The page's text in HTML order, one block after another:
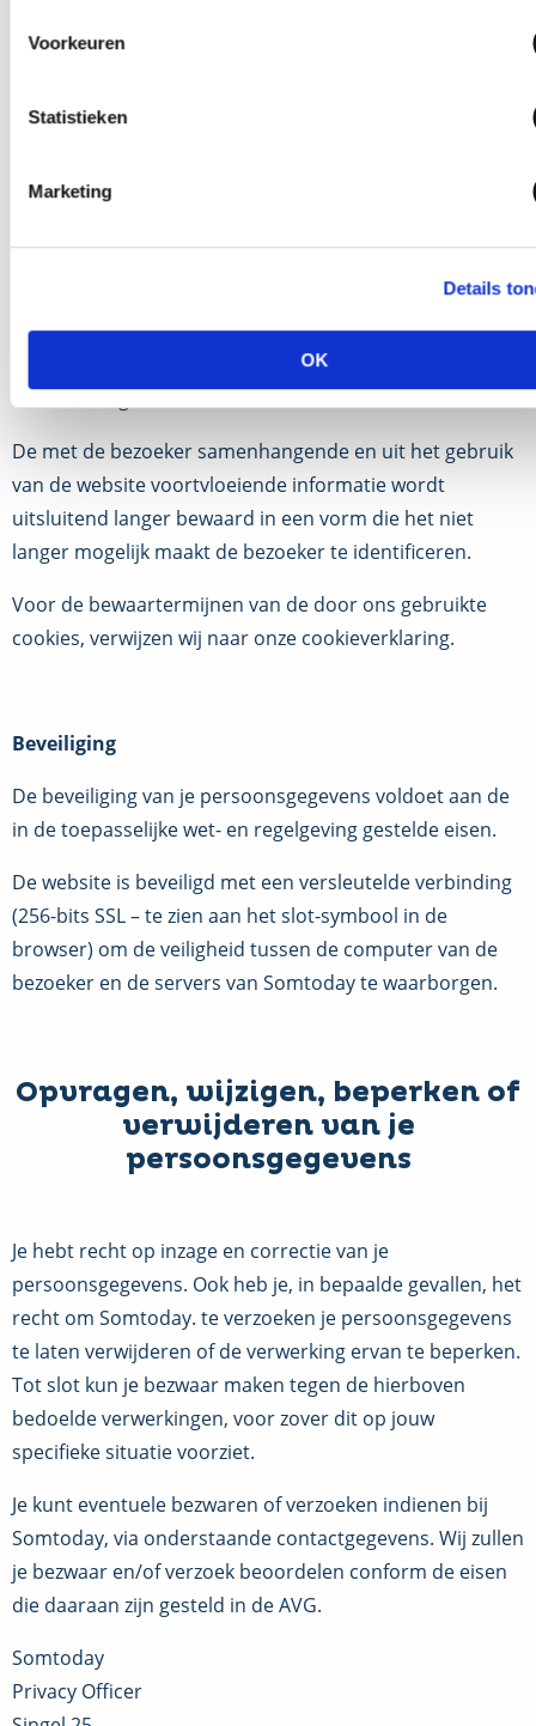
Voorkeuren
Statistieken
Marketing
Details
OK
server in Nederland.
Somtoday bewaart je persoonsgegevens niet langer dan
in ieder geval na 24 maanden zijn, nadat je bezoek is
afgehandeld, tenzij je je hebt aangemeld voor onze
nieuwsbrieven. In dat geval zullen jouw gegevens voor
dat doel langer worden bewaard.
De met de bezoeker samenhangende en uit het gebruik
van de website voortvloeiende informatie wordt
uitsluitend langer bewaard in een vorm die het niet
langer mogelijk maakt de bezoeker te identificeren.
Voor de bewaartermijnen van de door ons gebruikte
cookies, verwijzen wij naar onze cookieverklaring.
Beveiliging
De beveiliging van je persoonsgegevens voldoet aan de
in de toepasselijke wet- en regelgeving gestelde eisen.
De website is beveiligd met een versleutelde verbinding
(256-bits SSL – te zien aan het slot-symbool in de
browser) om de veiligheid tussen de computer van de
bezoeker en de servers van Somtoday te waarborgen.
Opvragen, wijzigen, beperken of
verwijderen van je
persoonsgegevens
Je hebt recht op inzage en correctie van je
persoonsgegevens. Ook heb je, in bepaalde gevallen, het
recht om Somtoday. te verzoeken je persoonsgegevens
te laten verwijderen of de verwerking ervan te beperken.
Tot slot kun je bezwaar maken tegen de hierboven
bedoelde verwerkingen, voor zover dit op jouw
specifieke situatie voorziet.
Je kunt eventuele bezwaren of verzoeken indienen bij
Somtoday, via onderstaande contactgegevens. Wij zullen
je bezwaar en/of verzoek beoordelen conform de eisen
die daaraan zijn gesteld in de AVG.
Somtoday
Privacy Officer